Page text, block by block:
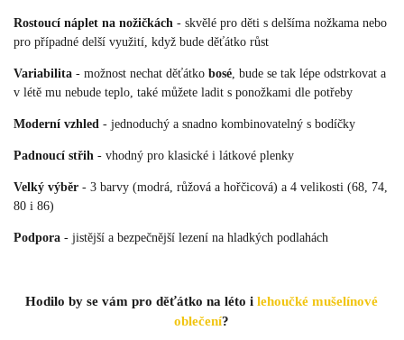
Rostoucí náplet na nožičkách - skvělé pro děti s delšíma nožkama nebo
pro případné delší využití, když bude děťátko růst
Variabilita - možnost nechat děťátko bosé, bude se tak lépe odstrkovat a
v létě mu nebude teplo, také můžete ladit s ponožkami dle potřeby
Moderní vzhled - jednoduchý a snadno kombinovatelný s bodíčky
Padnoucí střih - vhodný pro klasické i látkové plenky
Velký výběr - 3 barvy (modrá, růžová a hořčicová) a 4 velikosti (68, 74,
80 i 86)
Podpora - jistější a bezpečnější lezení na hladkých podlahách
Hodilo by se vám pro děťátko na léto ilehoučké mušelínové
oblečení?